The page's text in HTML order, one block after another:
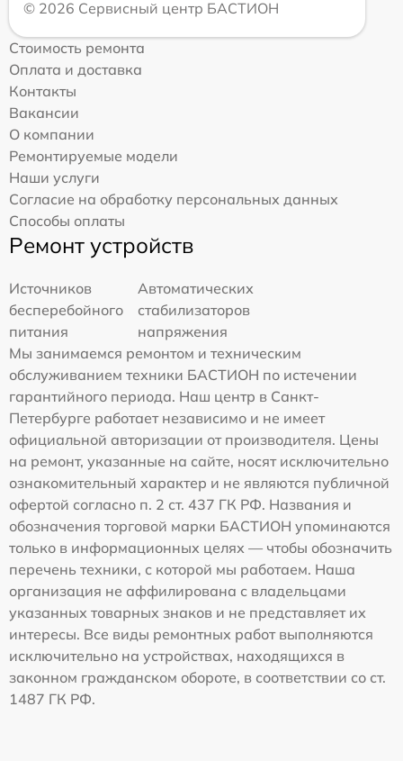
© 2026 Сервисный центр БАСТИОН
Стоимость ремонта
Оплата и доставка
Контакты
Вакансии
О компании
Ремонтируемые модели
Наши услуги
Согласие на обработку персональных данных
Способы оплаты
Ремонт устройств
Источников
бесперебойного
питания
Автоматических
стабилизаторов
напряжения
Мы занимаемся ремонтом и техническим
обслуживанием техники БАСТИОН по истечении
гарантийного периода. Наш центр в Санкт-
Петербурге работает независимо и не имеет
официальной авторизации от производителя. Цены
на ремонт, указанные на сайте, носят исключительно
ознакомительный характер и не являются публичной
офертой согласно п. 2 ст. 437 ГК РФ. Названия и
обозначения торговой марки БАСТИОН упоминаются
только в информационных целях — чтобы обозначить
перечень техники, с которой мы работаем. Наша
организация не аффилирована с владельцами
указанных товарных знаков и не представляет их
интересы. Все виды ремонтных работ выполняются
исключительно на устройствах, находящихся в
законном гражданском обороте, в соответствии со ст.
1487 ГК РФ.